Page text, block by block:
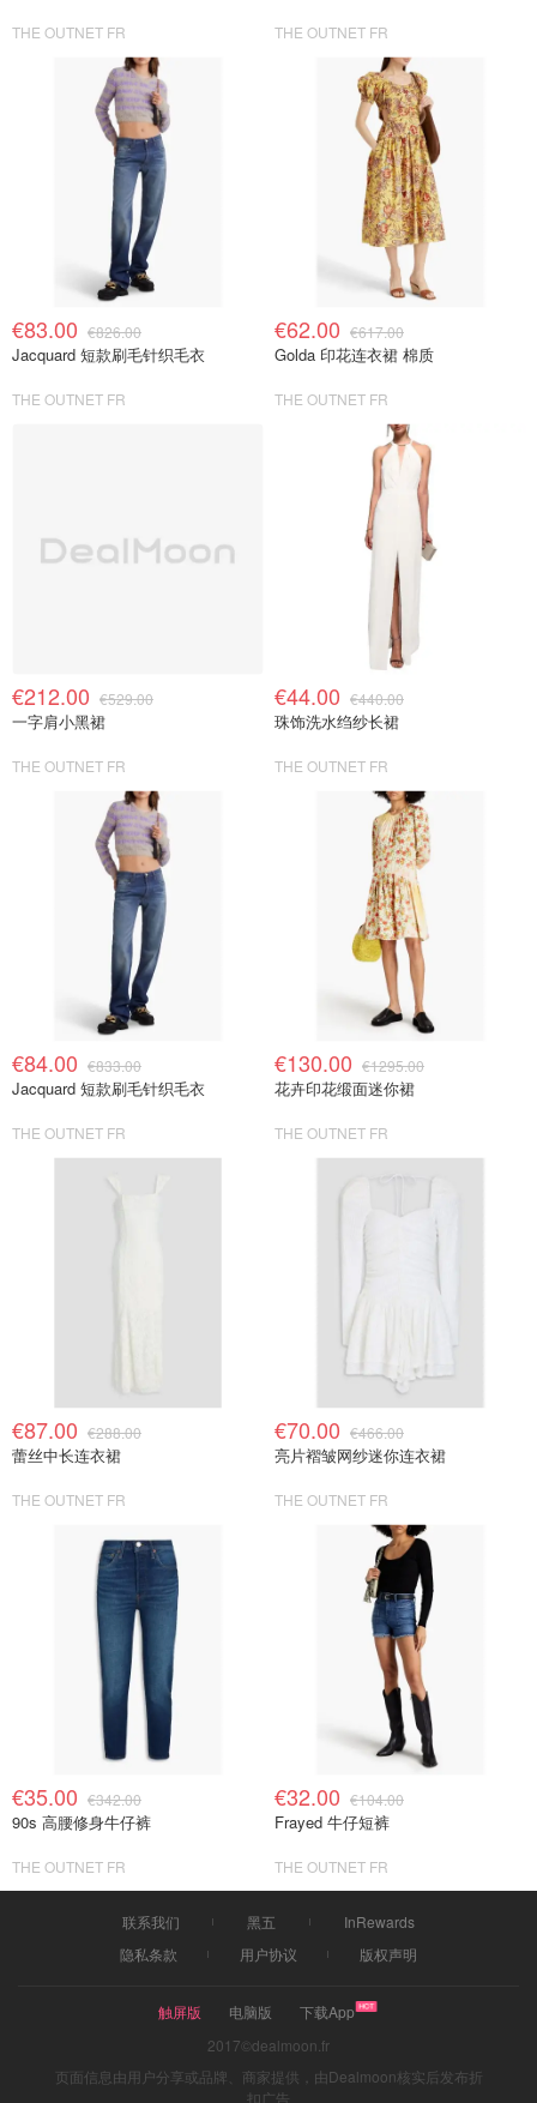
THE OUTNET FR THE OUTNET FR
€83.00 €826.00
Jacquard 短款刷毛针织毛衣
THE OUTNET FR
€62.00 €617.00
Golda 印花连衣裙 棉质
THE OUTNET FR
€212.00 €529.00
一字肩小黑裙
THE OUTNET FR
€44.00 €440.00
珠饰洗水绉纱长裙
THE OUTNET FR
€84.00 €833.00
Jacquard 短款刷毛针织毛衣
THE OUTNET FR
€130.00 €1295.00
花卉印花缎面迷你裙
THE OUTNET FR
€87.00 €288.00
蕾丝中长连衣裙
THE OUTNET FR
€70.00 €466.00
亮片褶皱网纱迷你连衣裙
THE OUTNET FR
€35.00 €342.00
90s 高腰修身牛仔裤
THE OUTNET FR
€32.00 €104.00
Frayed 牛仔短裤
THE OUTNET FR
联系我们 黑五
InRewards
隐私条款
用户协议 版权声明
触屏版 电脑版
下载App
2017©dealmoon.fr
页面信息由用户分享或品牌、商家提供，由Dealmoon核实后发布折
扣广告